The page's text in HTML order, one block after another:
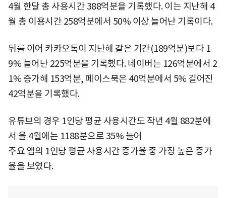
4월 한달 총 사용시간 388억분을 기록했다. 이는 지난해 4
월 총 이용시간 258억분에서 50% 이상 늘어난 기록이다.
뒤를 이어 카카오톡이 지난해 같은 기간(189억분)보다 1
9% 늘어난 225억분을 기록했다. 네이버는 126억분에서 2
1% 증가해 153억분, 페이스북은 40억분에서 5% 길어진
42억분을 기록했다.
유튜브의 경우 1인당 평균 사용시간도 작년 4월 882분에
서 올 4월에는 1188분으로 35% 늘어
주요 앱의 1인당 평균 사용시간 증가율 중 가장 높은 증가
율을 보였다.